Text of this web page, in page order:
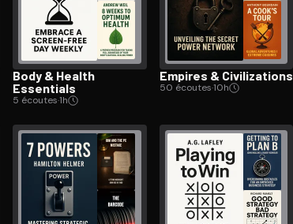
Body & Health
Essentials
5 écoutes·1h
Empires & Civ­i­liza­tions
50 écoutes·10h